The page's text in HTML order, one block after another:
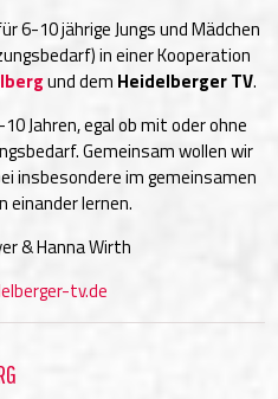
6-10 jährige Jungs und Mädchen
in einer Kooperation
und dem Heidelberger TV.
Jahren, egal ob mit oder ohne
Gemeinsam wollen wir
insbesondere im gemeinsamen
einander lernen.
& Hanna Wirth
tv.de